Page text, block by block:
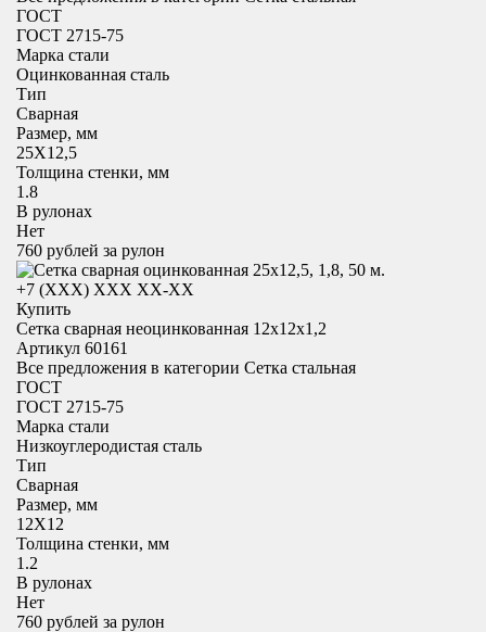
ГОСТ
ГОСТ 2715-75
Марка стали
Оцинкованная сталь
Тип
Сварная
Размер, мм
25X12,5
Толщина стенки, мм
1.8
В рулонах
Нет
760 рублей за рулон
+7 (XXX) ХХХ ХХ-ХХ
Купить
Сетка сварная неоцинкованная 12х12х1,2
Артикул 60161
Все предложения в категории Сетка стальная
ГОСТ
ГОСТ 2715-75
Марка стали
Низкоуглеродистая сталь
Тип
Сварная
Размер, мм
12X12
Толщина стенки, мм
1.2
В рулонах
Нет
760 рублей за рулон